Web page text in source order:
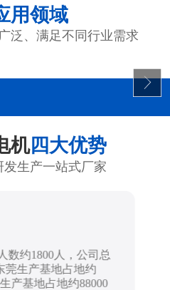
用领域
泛、满足不同行业需求
机四大优势
生产一站式厂家
约1800人，公司总
莞生产基地占地约
产基地占地约88000